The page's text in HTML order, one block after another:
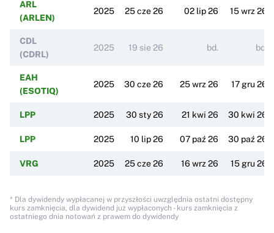
ARL
(ARLEN)
2025 25 cze 26 02 lip 26 15 wrz 26
CDL
(CDRL)
2025 19 sie 26 bd. bd.
EAH
(ESOTIQ)
2025 30 cze 26 25 wrz 26 17 gru 26
LPP 2025 30 sty 26 21 kwi 26 30 kwi 26
LPP 2025 10 lip 26 07 paź 26 30 paź 26
VRG 2025 25 cze 26 16 wrz 26 15 gru 26
* Dla dywidendy wypłacanej w przyszłości uwzględnia ostatni dostępny
kurs zamknięcia, dla dywidend już wypłaconych - kurs zamknięcia z
ostatniego dnia notowań z prawem do dywidendy